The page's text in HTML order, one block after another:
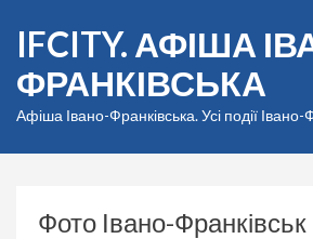
вмісту
(натисніть
Enter)
IFCITY. АФІША
ФРАНКІВСЬКА
Афіша Івано-Франківська. Усі події Івано-
Фото Івано-Франківськ